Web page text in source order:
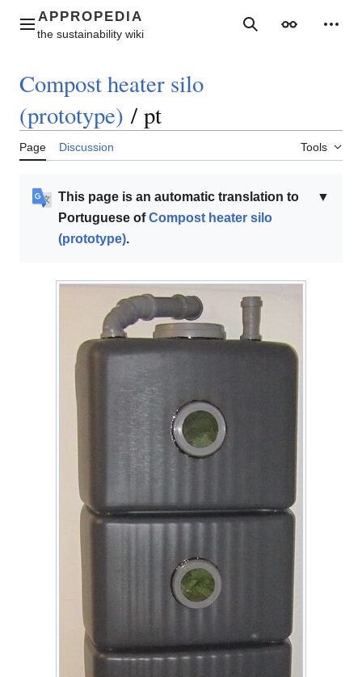
contentMain menu SearchAppearance
Compost heater silo
(prototype) / pt
Page Discussion Tools
▼
This page is an automatic translation to
Portuguese ofCompost heater silo
(prototype).